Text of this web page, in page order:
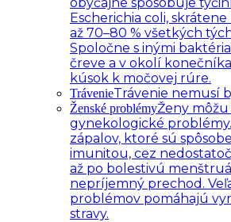
Escherichia coli,
až 70–80 % všetkých
Spoločne s inými
čreve a v okolí
kúsok k močovej rúre.
TrávenieTrávenie nemusí
Ženské problémyŽeny
gynekologické
zápalov, ktoré sú
imunitou, cez
až po bolestivú
nepríjemný prechod.
problémov pomáhajú
stravy.